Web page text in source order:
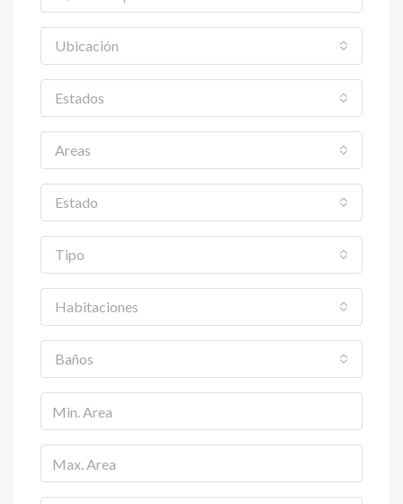
Ubicación
Estados
Areas
Estado
Tipo
Habitaciones
Baños